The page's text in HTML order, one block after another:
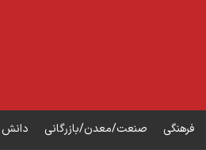
فرهنگی صنعت/معدن/بازرگانی دانش